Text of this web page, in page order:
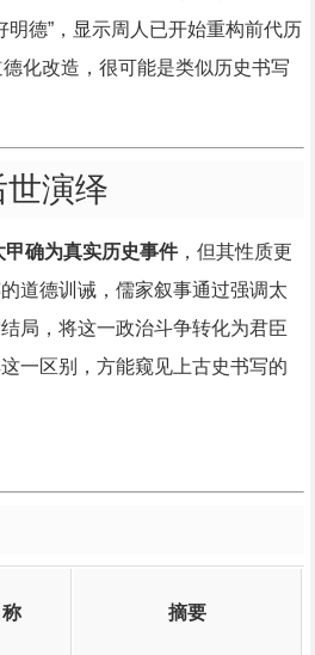
明德”，显示周人已开始重构前代历
化改造，很可能是类似历史书写
演绎
甲确为真实历史事件，但其性质更
道德训诫，儒家叙事通过强调太
局，将这一政治斗争转化为君臣
一区别，方能窥见上古史书写的
摘要